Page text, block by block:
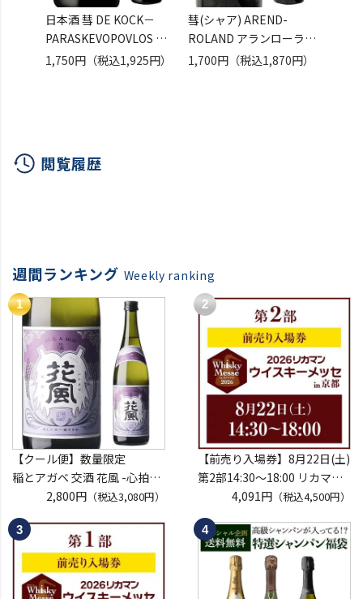
日本酒 彗 DE KOCK－
PARASKEVOPOVLOS 純
米吟醸無濾過原酒 13度
1,750円 （税込1,925円）
彗(シャア) AREND-
ROLAND アランローラン
純米吟醸 720ml 13度 日
1,700円 （税込1,870円）
閲覧履歴
週間ランキング Weekly ranking
【クール便】数量限定
稲とアガベ 交酒 花風 -心拍-
KYOTO EDITION 720ml こう
しゅ はなかぜ craft sake クラ
フトサケ 秋田県 男鹿市
2,800円（税込3,080円）
【前売り入場券】8月22日(土)
第2部14:30～18:00 リカマン
ウイスキーメッセ in京都
2026 1枚
入場券となるeチケットは【8
月中旬】にメールにて配信予
※代引き決済不可
4,091円 （税込4,500円）